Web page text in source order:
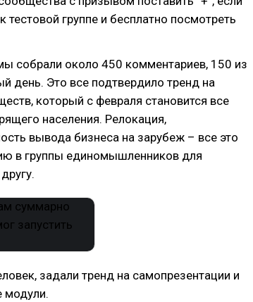
тестовой группе и бесплатно посмотреть
собрали около 450 комментариев, 150 из
день. Это все подтвердило тренд на
который с февраля становится все
населения. Релокация,
вывода бизнеса на зарубеж – все это
в группы единомышленников для
задали тренд на самопрезентации и
модули.